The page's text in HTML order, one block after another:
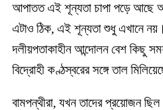
আপাতত এই শূন্যতা চাপা পড়ে আছে
এটাও ঠিক, এই শূন্যতা শুধু এখানে নয়।
দলীয়পতাকাহীন আন্দোলন বেশ কিছু
বিদ্রোহী কণ্ঠস্বরের সঙ্গে তাল
বামপন্থীরা, যখন তাদের প্রয়োজন